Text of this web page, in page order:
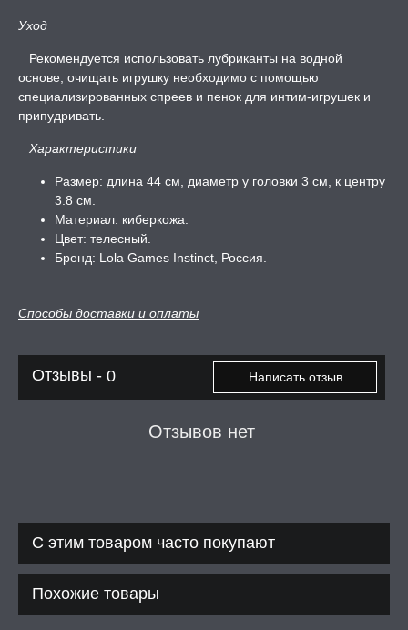
Уход
Рекомендуется использовать лубриканты на водной
основе, очищать игрушку необходимо с помощью
специализированных спреев и пенок для интим-игрушек и
припудривать.
Характеристики
Размер: длина 44 см, диаметр у головки 3 см, к центру
3.8 см.
Материал: киберкожа.
Цвет: телесный.
Бренд: Lola Games Instinct, Россия.
Способы доставки и оплаты
Отзывы - 0 Написать отзыв
Отзывов нет
С этим товаром часто покупают
Похожие товары